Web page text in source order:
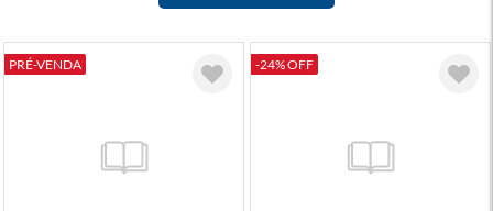
PRÉ-VENDA -24% OFF